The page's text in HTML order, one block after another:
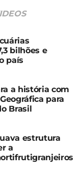
bilhões e
país
a história com
para
Brasil
estrutura
a